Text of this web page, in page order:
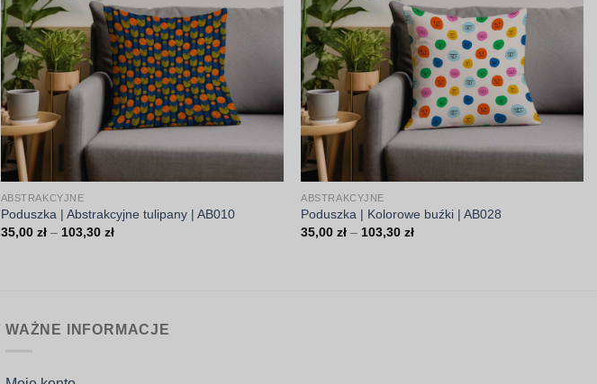
ABSTRAKCYJNE
Poduszka | Abstrakcyjne tulipany | AB010
35,00 zł – 103,30 złZakres
ABSTRAKCYJNE
Poduszka | Kolorowe buźki | AB028
35,00zł – 103,30złZakres
WAŻNE INFORMACJE